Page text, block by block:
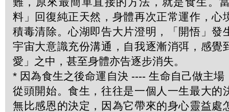
料」回復純正天然，身體再次正常運作，心
積毒清除。心湖即告大片澄明，「開悟」發
宇宙大意識充份溝通，自我逐漸消弭，感覺
愛」之中，甚至身體亦告逐步消失。
* 因為食生之後命運自決 ---- 生命自己做主場
從頭開始。食生，往往是一個人一生最大的
無比感恩的決定，因為它帶來的身心靈益處